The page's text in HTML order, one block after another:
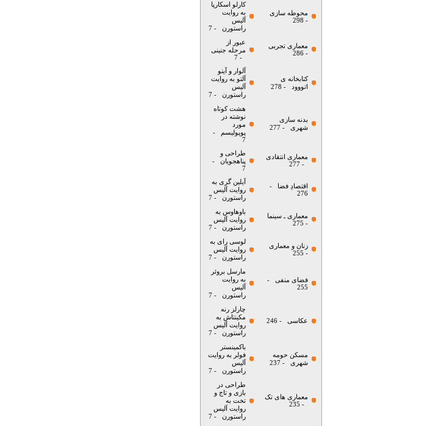
محوطه سازی
- 298
کارلو اسکارپا
به روایت
آلیس
راستورن
- 7
معماری تجربی
- 286
عبور از
مرحله جنینی
- 7
کتابخانه ی
اتووود
- 278
آلوار و آینو
آلتو به روایت
آلیس
راستورن
- 7
بدنه سازی
شهری - 277
هشت کوتاه
نوشته در
مورد
پوپولیسم
-
7
معماری انتقادی
- 277
طراحی و
پناهجویان
-
7
اقتصادِ فضا
-
276
آیلین گری به
روایت آلیس
راستورن
- 7
معماری ـ سینما
- 275
باوهاوس به
روایت آلیس
راستورن - 7
زنان و معماری
- 255
لوسی رای به
روایت آلیس
راستورن
- 7
فضای منفی
-
255
مارسل بروئر
به روایت
آلیس
راستورن
- 7
عکاسی - 246
چارلز رنه
مکینتاش به
روایت آلیس
راستورن
- 7
مسکن حومه
شهری - 237
باکمینستر
فولر به روایت
آلیس
راستورن
- 7
معماری های تک
- 235
طراحی در
بازی و تاج و
تخت به
روایت آلیس
راستورن - 7